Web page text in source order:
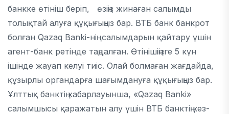
банкке өтініш беріп, өзіңіз жинаған салымды
толықтай алуға құқығыңыз бар. ВТБ банк банкрот
болған Qazaq Banki-нің салымдарын қайтару үшін
агент-банк ретінде таңдалған. Өтінішіңізге 5 күн
ішінде жауап келуі тиіс. Олай болмаған жағдайда,
құзырлы органдарға шағымдануға құқығыңыз бар.
Ұлттық банктің хабарлауынша, «Qazaq Banki»
салымшысы қаражатын алу үшін ВТБ банктің кез-